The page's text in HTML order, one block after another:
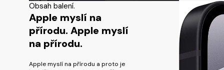
Obsah balení.
Apple myslí na
přírodu. Apple myslí
na přírodu.
Apple myslí na přírodu a proto je